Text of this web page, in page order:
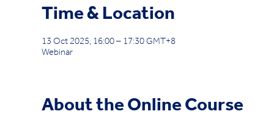
Time & Location
13 Oct 2025, 16:00 – 17:30 GMT+8
Webinar
About the Online Course